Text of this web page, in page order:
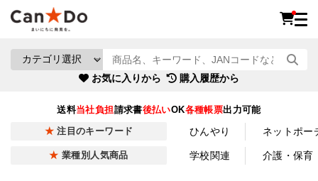
お気に入りから 購入履歴から
送料当社負担請求書後払いOK各種帳票出力可能
注目のキーワード ひんやり ネットポー
業種別人気商品 学校関連 介護・保育